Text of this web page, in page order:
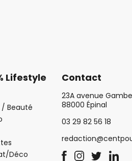
Lifestyle
Beauté
Déco
Contact
23A avenue
88000 Épinal
03 29 82 56 18